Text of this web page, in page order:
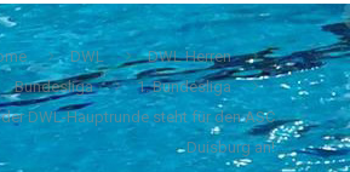
DWL
DWL Herren
Bundesliga
1. Bundesliga
DWL-Hauptrunde steht für den ASC
Duisburg an!